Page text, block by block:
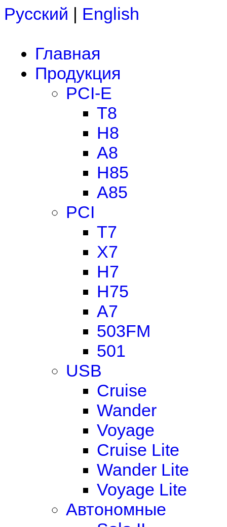
Русский | English
Главная
Продукция
PCI-E
T8
H8
A8
H85
A85
PCI
T7
X7
H7
H75
A7
503FM
501
USB
Cruise
Wander
Voyage
Cruise Lite
Wander Lite
Voyage Lite
Автономные